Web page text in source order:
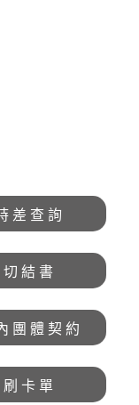
差查詢
切結書
團體契約
刷卡單